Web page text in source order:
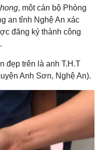
, một cán bộ Phòng
an tỉnh Nghệ An xác
đăng ký thành công
đẹp trên là anh T.H.T
Anh Sơn, Nghệ An).